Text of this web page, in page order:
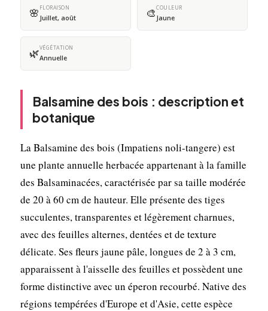
🌸 FLORAISON
Juillet, août 🎨COULEUR
Jaune
🌿VÉGÉTATION
Annuelle
Balsamine des bois : description et
botanique
La Balsamine des bois (Impatiens noli-tangere) est
une plante annuelle herbacée appartenant à la famille
des Balsaminacées, caractérisée par sa taille modérée
de 20 à 60 cm de hauteur. Elle présente des tiges
succulentes, transparentes et légèrement charnues,
avec des feuilles alternes, dentées et de texture
délicate. Ses fleurs jaune pâle, longues de 2 à 3 cm,
apparaissent à l'aisselle des feuilles et possèdent une
forme distinctive avec un éperon recourbé. Native des
régions tempérées d'Europe et d'Asie, cette espèce